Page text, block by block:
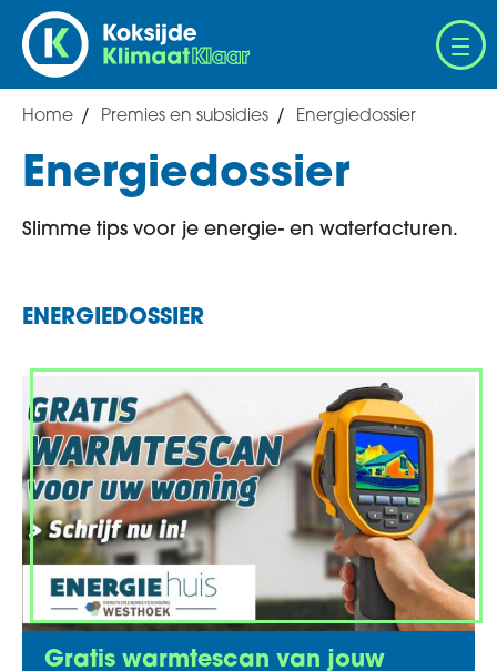
Overslaan
en
naar
inhoud
gaan
Breadcrumb
Home Premies en subsidies Energiedossier
Energiedossier
Slimme tips voor je energie- en waterfacturen.
ENERGIEDOSSIER
Gratis warmtescan van jouw